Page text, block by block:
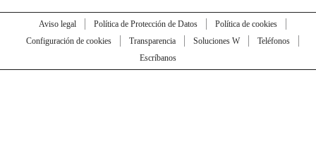
Aviso legal Política de Protección de Datos
Política de cookies
Configuración de cookies
Transparencia Soluciones W
Teléfonos
Escríbanos